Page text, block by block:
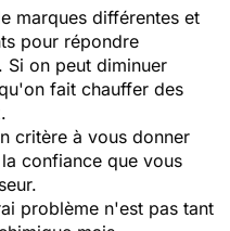
marques différentes et
pour répondre
Si on peut diminuer
fait chauffer des
critère à vous donner
confiance que vous
problème n'est pas tant